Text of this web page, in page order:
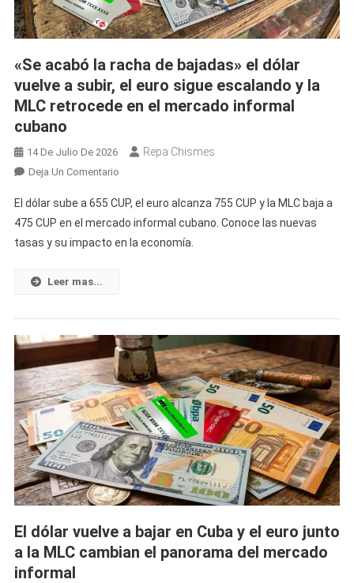
«Se acabó la racha de bajadas» el dólar
vuelve a subir, el euro sigue escalando y la
MLC retrocede en el mercado informal
cubano
14 De Julio De 2026 Repa Chismes
Deja Un ComentarioEn
Acabó
La
Racha
Dólar
Vuelve
A
Subir,
El
Euro
Sigue
Escalando
Y
La
MLC
En
El
El dólar sube a 655 CUP, el euro alcanza 755 CUP y la MLC baja a
475 CUP en el mercado informal cubano. Conoce las nuevas
tasas y su impacto en la economía.
Leer mas...
El dólar vuelve a bajar en Cuba y el euro junto
a la MLC cambian el panorama del mercado
informal